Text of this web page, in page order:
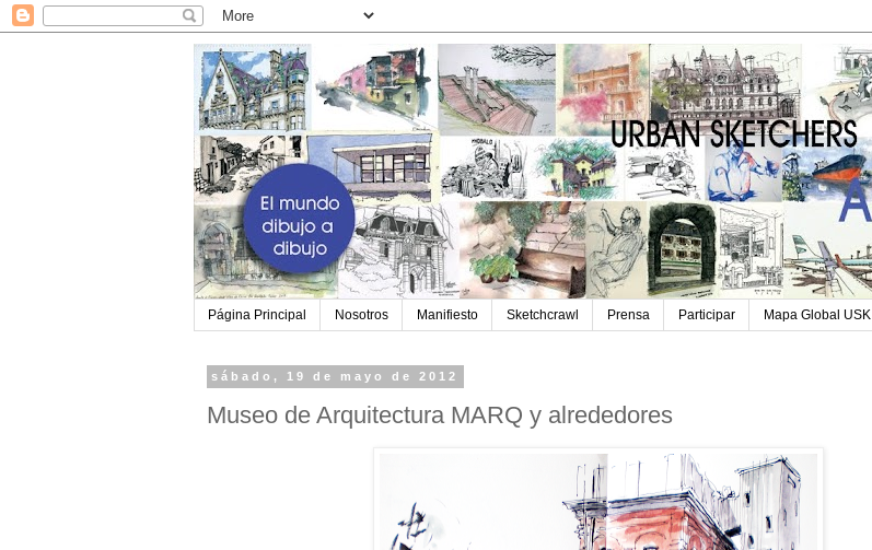
Página Principal Nosotros Manifiesto Sketchcrawl Prensa Participar Mapa Global USK
sábado, 19 de mayo de 2012
Museo de Arquitectura MARQ y alrededores